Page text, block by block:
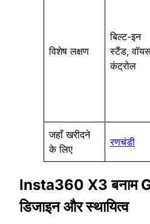
विशेष लक्षण
बिल्ट-इन
स्टैंड,
कंट्रोल
जहाँ खरीदने
के लिए
रणचंडी
Insta360 X3 बनाम
डिजाइन और स्थायित्व